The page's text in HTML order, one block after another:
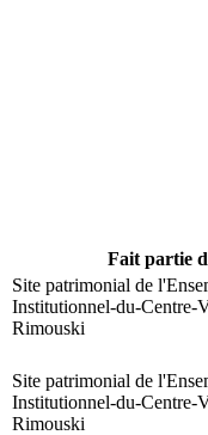
Fait partie
Site patrimonial de
Institutionnel-du-Centre-
Rimouski
Site patrimonial de
Institutionnel-du-Centre-
Rimouski